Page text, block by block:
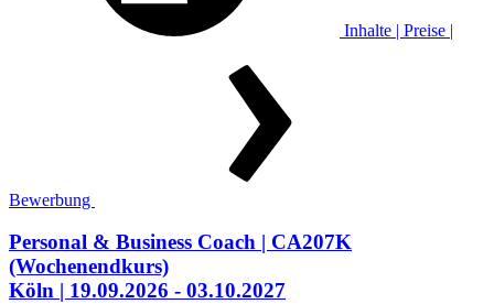
Inhalte | Preise |
Bewerbung
Personal & Business Coach | CA207K
(Wochenendkurs)
Köln | 19.09.2026 - 03.10.2027